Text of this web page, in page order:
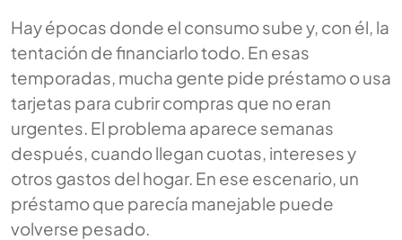
Hay épocas donde el consumo sube y, con él, la
tentación de financiarlo todo. En esas
temporadas, mucha gente pide préstamo o usa
tarjetas para cubrir compras que no eran
urgentes. El problema aparece semanas
después, cuando llegan cuotas, intereses y
otros gastos del hogar. En ese escenario, un
préstamo que parecía manejable puede
volverse pesado.